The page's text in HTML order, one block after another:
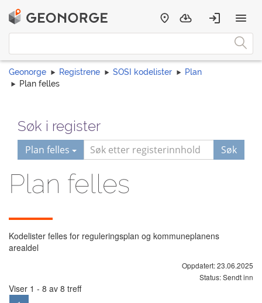
Geonorge Registrene SOSI kodelister
Plan
Plan felles
Søk i register
Plan felles Søk
Plan felles
Kodelister felles for reguleringsplan og kommuneplanens
arealdel
Oppdatert: 23.06.2025
Status: Sendt inn
Viser 1 - 8 av 8 treff